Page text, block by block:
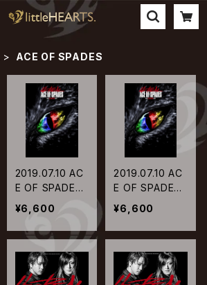
ACE OF SPADES
2019.07.10 AC
E OF SPADES
/ ACE OF SPA
DES 1st. TOUR
2019 “4REAL”
ght-【通常盤Blu
-ray】
¥6,600
2019.07.10 AC
E OF SPADES
/ ACE OF SPA
DES 1st. TOUR
2019 “4REAL”
ght-【初回生産
限定盤DVD】
¥6,600